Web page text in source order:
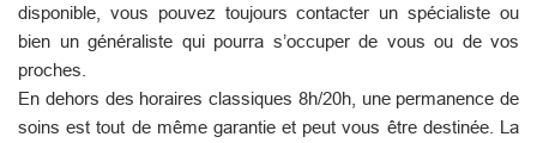
disponible, vous pouvez toujours contacter un spécialiste ou
bien un généraliste qui pourra s’occuper de vous ou de vos
proches.
En dehors des horaires classiques 8h/20h, une permanence de
soins est tout de même garantie et peut vous être destinée. La